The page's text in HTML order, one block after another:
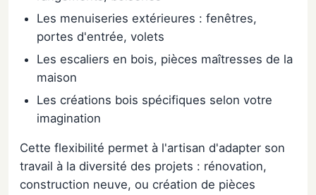
Les menuiseries extérieures : fenêtres,
portes d'entrée, volets
Les escaliers en bois, pièces maîtresses de la
maison
Les créations bois spécifiques selon votre
imagination
Cette flexibilité permet à l'artisan d'adapter son
travail à la diversité des projets : rénovation,
construction neuve, ou création de pièces